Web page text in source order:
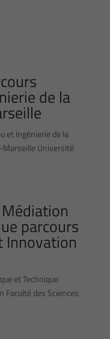
de la
et Ingénierie de la
Marseille Université
parcours
Innovation
et Technique
Faculté des Sciences